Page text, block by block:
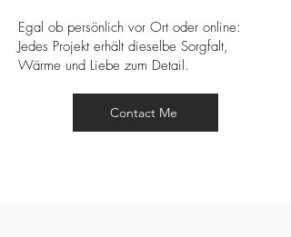
Egal ob persönlich vor Ort oder online:
Jedes Projekt erhält dieselbe Sorgfalt,
Wärme und Liebe zum Detail.
Contact Me